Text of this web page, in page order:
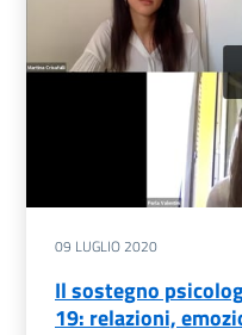
09 LUGLIO 2020
Il sostegno
19: relazioni,